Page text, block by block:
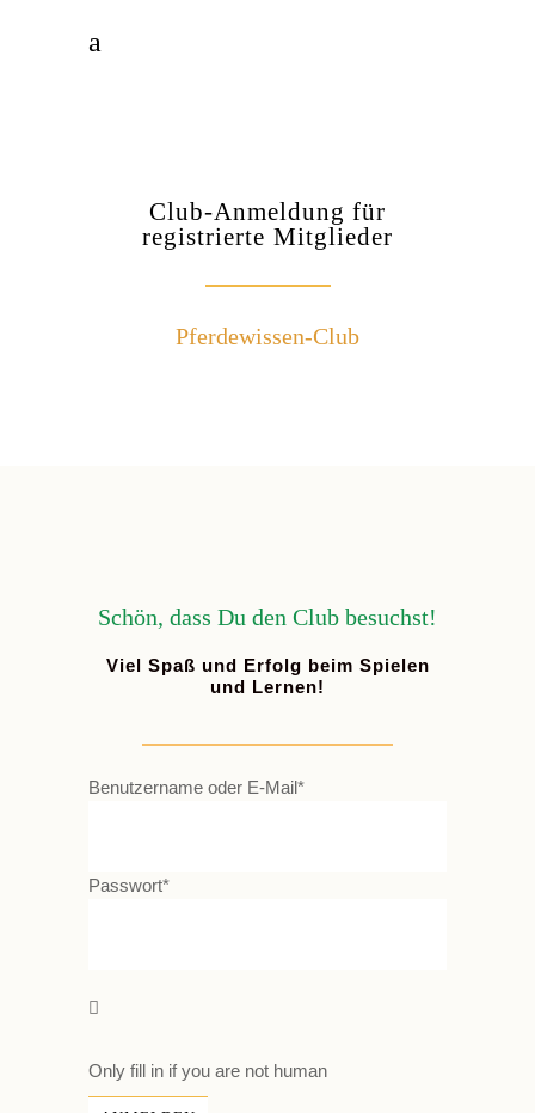
Club-Anmeldung für
registrierte Mitglieder
Pferdewissen-Club
Schön, dass Du den Club besuchst!
Viel Spaß und Erfolg beim Spielen
und Lernen!
Benutzername oder E-Mail*
Passwort*
Only fill in if you are not human